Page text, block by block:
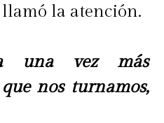
la atención.
una vez más
nos turnamos,